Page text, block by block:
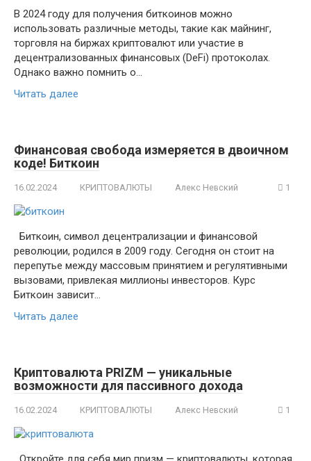
В 2024 году для получения биткоинов можно
использовать различные методы, такие как майнинг,
торговля на биржах криптовалют или участие в
децентрализованных финансовых (DeFi) протоколах.
Однако важно помнить о…
Читать далее
Финансовая свобода измеряется в двоичном
коде! Биткоин
16.02.2024 КРИПТОВАЛЮТЫ Алекс Невский 1
Биткоин, символ децентрализации и финансовой
революции, родился в 2009 году. Сегодня он стоит на
перепутье между массовым принятием и регулятивными
вызовами, привлекая миллионы инвесторов. Курс
Биткоин зависит…
Читать далее
Криптовалюта PRIZM — уникальные
возможности для пассивного дохода
16.02.2024 КРИПТОВАЛЮТЫ Алекс Невский 1